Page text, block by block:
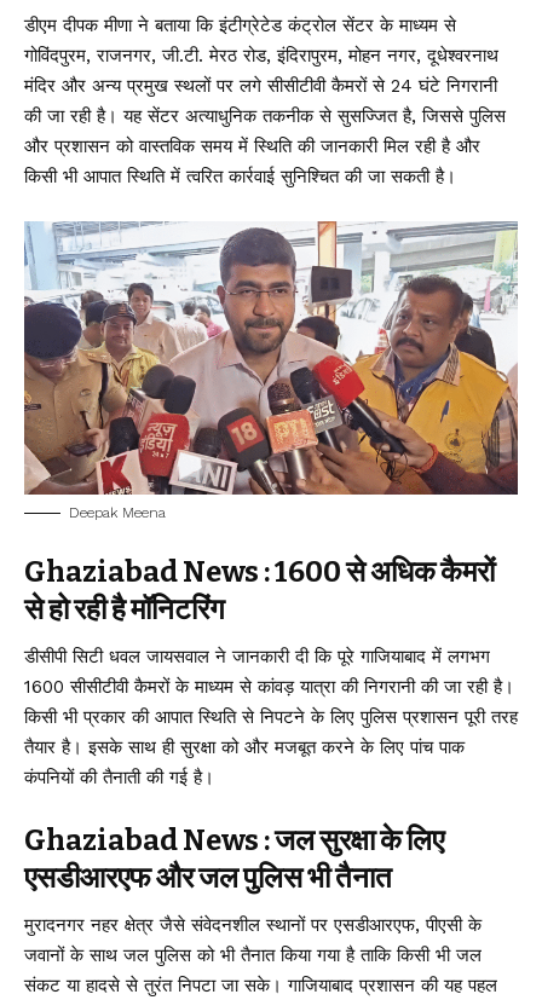
डीएम दीपक मीणा ने बताया कि इंटीग्रेटेड कंट्रोल सेंटर के माध्यम से
गोविंदपुरम, राजनगर, जी.टी. मेरठ रोड, इंदिरापुरम, मोहन नगर, दूधेश्वरनाथ
मंदिर और अन्य प्रमुख स्थलों पर लगे सीसीटीवी कैमरों से 24 घंटे निगरानी
की जा रही है। यह सेंटर अत्याधुनिक तकनीक से सुसज्जित है, जिससे पुलिस
और प्रशासन को वास्तविक समय में स्थिति की जानकारी मिल रही है और
किसी भी आपात स्थिति में त्वरित कार्रवाई सुनिश्चित की जा सकती है।
Deepak Meena
Ghaziabad News : 1600 से अधिक कैमरों
से हो रही है मॉनिटरिंग
डीसीपी सिटी धवल जायसवाल ने जानकारी दी कि पूरे गाजियाबाद में लगभग
1600 सीसीटीवी कैमरों के माध्यम से कांवड़ यात्रा की निगरानी की जा रही है।
किसी भी प्रकार की आपात स्थिति से निपटने के लिए पुलिस प्रशासन पूरी तरह
तैयार है। इसके साथ ही सुरक्षा को और मजबूत करने के लिए पांच पाक
कंपनियों की तैनाती की गई है।
Ghaziabad News : जल सुरक्षा के लिए
एसडीआरएफ और जल पुलिस भी तैनात
मुरादनगर नहर क्षेत्र जैसे संवेदनशील स्थानों पर एसडीआरएफ, पीएसी के
जवानों के साथ जल पुलिस को भी तैनात किया गया है ताकि किसी भी जल
संकट या हादसे से तुरंत निपटा जा सके। गाजियाबाद प्रशासन की यह पहल